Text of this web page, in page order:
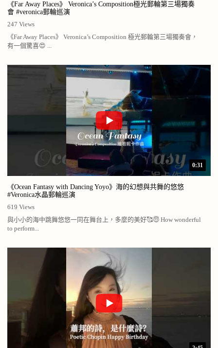
《Far Away Places》 Veronica’s Composition極光郵輪第三場獨奏
會 #veronica郵輪巡演
247 Views
《Far Away Places》 Veronica’s Composition 極光郵輪第三場獨奏會，
有一個驚喜😍 ...
0:31
《Ocean Fantasy with Dancing Yoyo》海的幻想與共舞的悠悠
#Veronica水晶郵輪巡演
619 Views
與小小的海中跳舞悠悠一同在舞台上，多麼的美好🥰😇 How wonderful
to perform...